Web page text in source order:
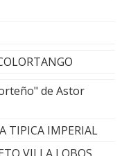
de Astor
TIPICA IMPERIAL